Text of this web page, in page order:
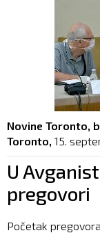
Novine Toronto,
Toronto, 15.
U
pregovori
Početak